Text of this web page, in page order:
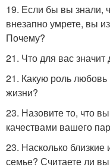
19. Если бы вы знали,
внезапно умрете, вы
Почему?
21. Что для вас значит
21. Какую роль
жизни?
23. Назовите то, что
качествами вашего
23. Насколько
семье? Считаете ли